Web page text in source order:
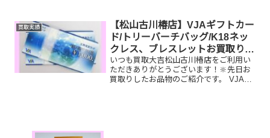
ぜひ買取大吉松山古川椿店にお査定させ
てください！...
買取実績
【松山古川椿店】VJAギフトカー
ド/トリーバーチバッグ/K18ネッ
クレス、ブレスレットお買取りし
ました
いつも買取大吉松山古川椿店をご利用い
ただきありがとうございます！🔆先日お
買取りしたお品物のご紹介です。 VJAギ